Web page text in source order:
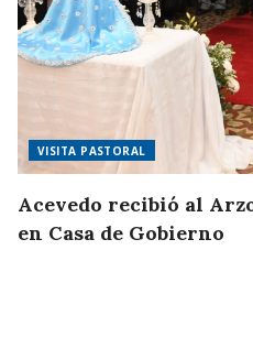
VISITA PASTORAL
Acevedo recibió al
en Casa de Gobierno